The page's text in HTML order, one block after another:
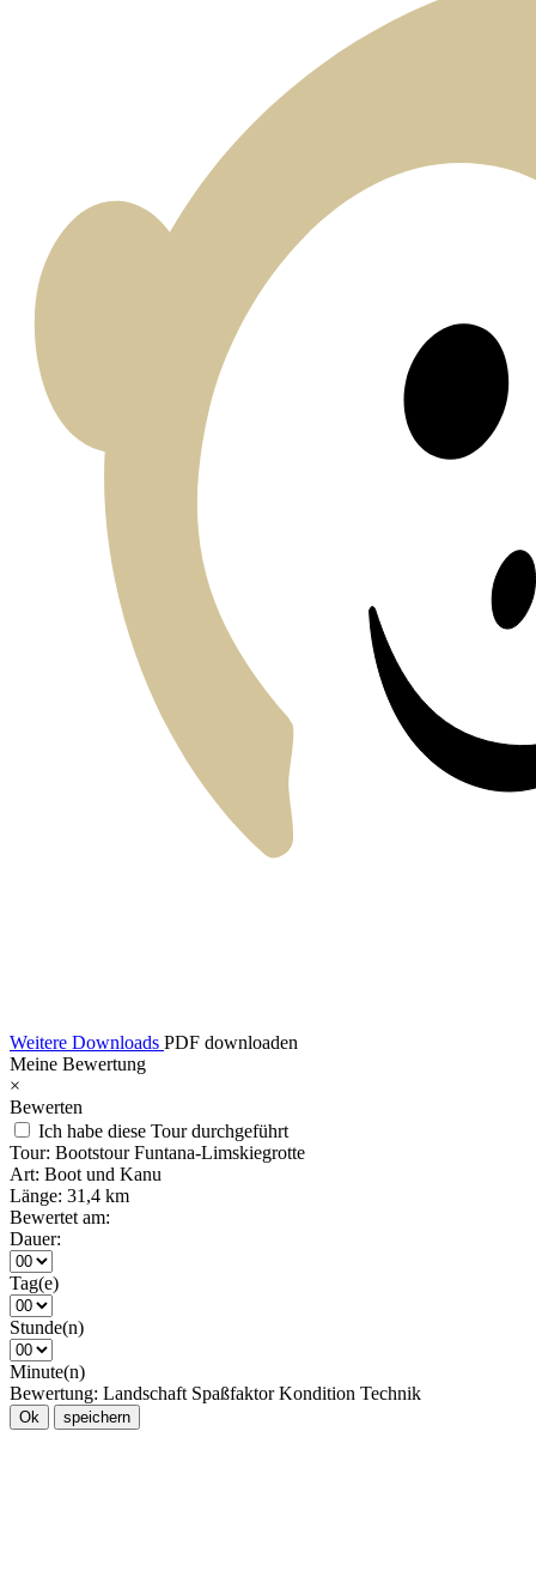
Weitere Downloads PDF downloaden
Meine Bewertung
×
Bewerten
Ich habe diese Tour durchgeführt
Tour: Bootstour Funtana-Limskiegrotte
Art: Boot und Kanu
Länge: 31,4 km
Bewertet am:
Dauer:
Tag(e)
Stunde(n)
Minute(n)
Bewertung: Landschaft Spaßfaktor Kondition Technik
Ok speichern